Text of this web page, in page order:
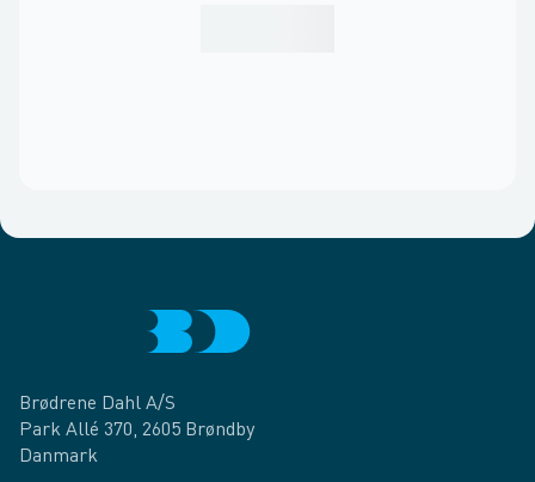
Brødrene Dahl A/S
Park Allé 370, 2605 Brøndby
Danmark